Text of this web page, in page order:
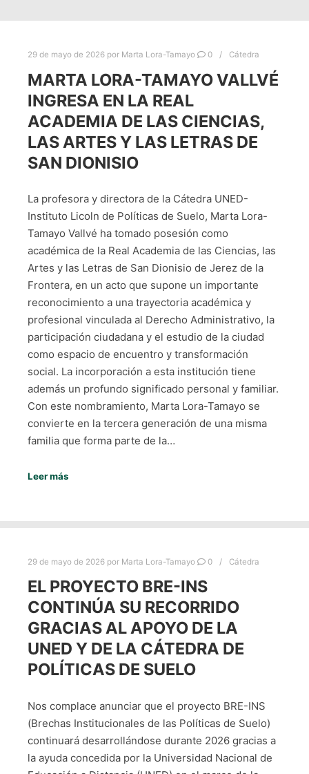
29 de mayo de 2026 por Marta Lora-Tamayo 0 Cátedra
MARTA LORA-TAMAYO VALLVÉ
INGRESA EN LA REAL
ACADEMIA DE LAS CIENCIAS,
LAS ARTES Y LAS LETRAS DE
SAN DIONISIO
La profesora y directora de la Cátedra UNED-
Instituto Licoln de Políticas de Suelo, Marta Lora-
Tamayo Vallvé ha tomado posesión como
académica de la Real Academia de las Ciencias, las
Artes y las Letras de San Dionisio de Jerez de la
Frontera, en un acto que supone un importante
reconocimiento a una trayectoria académica y
profesional vinculada al Derecho Administrativo, la
participación ciudadana y el estudio de la ciudad
como espacio de encuentro y transformación
social. La incorporación a esta institución tiene
además un profundo significado personal y familiar.
Con este nombramiento, Marta Lora-Tamayo se
convierte en la tercera generación de una misma
familia que forma parte de la…
Leer más
29 de mayo de 2026 por Marta Lora-Tamayo 0 Cátedra
EL PROYECTO BRE-INS
CONTINÚA SU RECORRIDO
GRACIAS AL APOYO DE LA
UNED Y DE LA CÁTEDRA DE
POLÍTICAS DE SUELO
Nos complace anunciar que el proyecto BRE-INS
(Brechas Institucionales de las Políticas de Suelo)
continuará desarrollándose durante 2026 gracias a
la ayuda concedida por la Universidad Nacional de